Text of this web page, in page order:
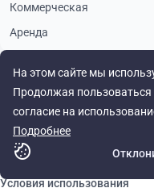
На этом сайте мы
Продолжая пользоваться
согласие на
Подробнее
Коммерческая
Аренда
© Cyprus
Условия использования